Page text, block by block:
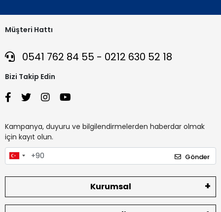
Müşteri Hattı
0541 762 84 55 - 0212 630 52 18
Bizi Takip Edin
Kampanya, duyuru ve bilgilendirmelerden haberdar olmak
için kayıt olun.
Gönder
Kurumsal